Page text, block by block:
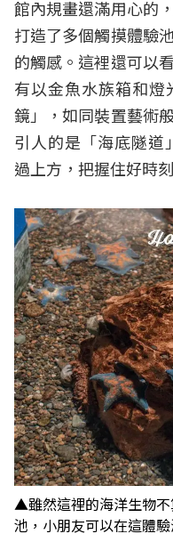
館內規畫還滿用心的
打造了多個觸摸體驗
的觸感。這裡還可以
有以金魚水族箱和
鏡」，如同裝置藝術
引人的是「海底隧道
過上方，把握住好時
▲雖然這裡的海洋生物
池，小朋友可以在這體